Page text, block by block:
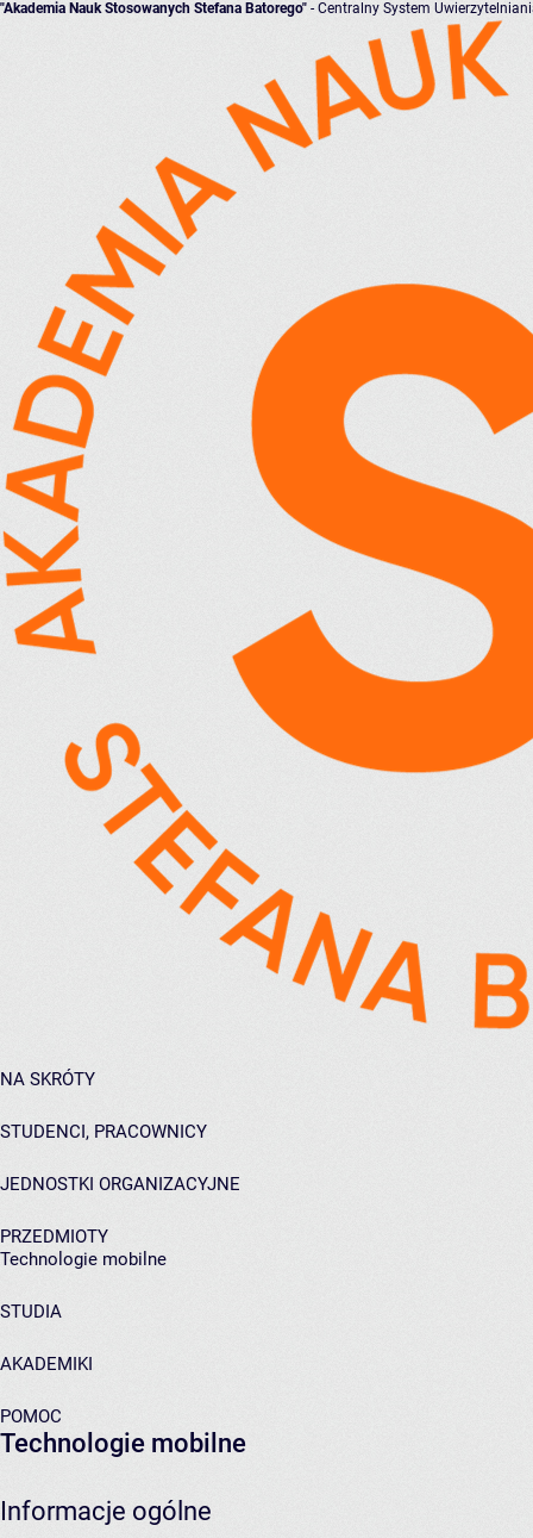
"Akademia Nauk Stosowanych Stefana Batorego" - Centralny System
NA SKRÓTY
STUDENCI, PRACOWNICY
JEDNOSTKI ORGANIZACYJNE
PRZEDMIOTY
Technologie mobilne
STUDIA
AKADEMIKI
POMOC
Technologie mobilne
Informacje ogólne